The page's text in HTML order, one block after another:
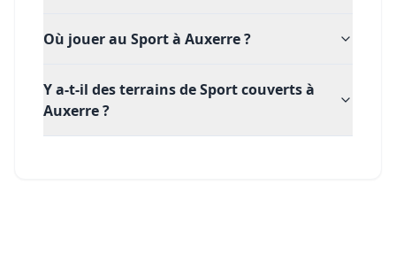
Où jouer au Sport à Auxerre ?
Y a-t-il des terrains de Sport couverts à
Auxerre ?